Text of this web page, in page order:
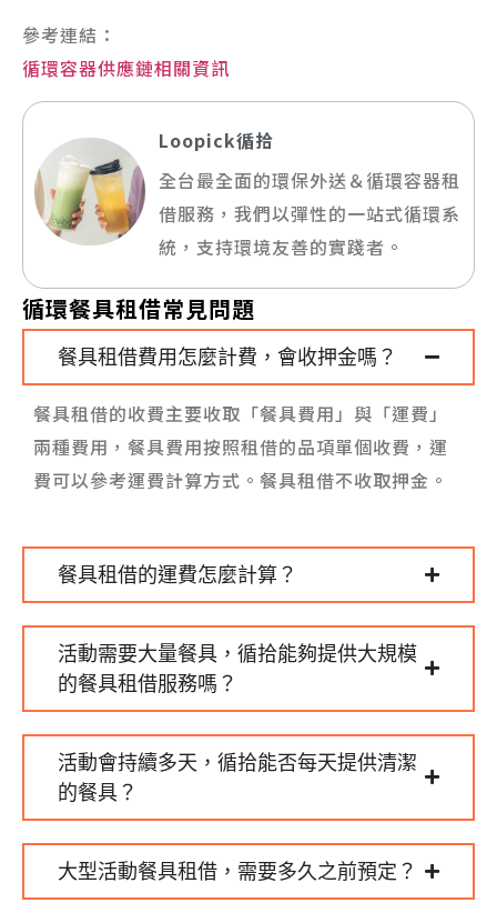
參考連結：
循環容器供應鏈相關資訊
Loopick循拾
全台最全面的環保外送＆循環容器租
借服務，我們以彈性的一站式循環系
統，支持環境友善的實踐者。
循環餐具租借常見問題
餐具租借費用怎麼計費，會收押金嗎？
餐具租借的收費主要收取「餐具費用」與「運費」
兩種費用，餐具費用按照租借的品項單個收費，運
費可以參考運費計算方式。餐具租借不收取押金。
餐具租借的運費怎麼計算？
活動需要大量餐具，循拾能夠提供大規模
的餐具租借服務嗎？
活動會持續多天，循拾能否每天提供清潔
的餐具？
大型活動餐具租借，需要多久之前預定？